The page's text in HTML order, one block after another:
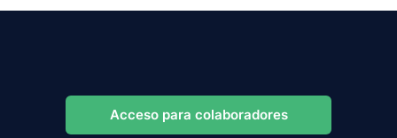
Acceso para colaboradores